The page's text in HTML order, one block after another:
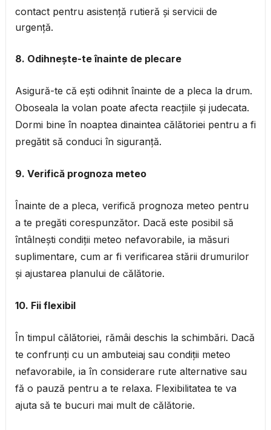
contact pentru asistență rutieră și servicii de
urgență.
8. Odihnește-te înainte de plecare
Asigură-te că ești odihnit înainte de a pleca la drum.
Oboseala la volan poate afecta reacțiile și judecata.
Dormi bine în noaptea dinaintea călătoriei pentru a fi
pregătit să conduci în siguranță.
9. Verifică prognoza meteo
Înainte de a pleca, verifică prognoza meteo pentru
a te pregăti corespunzător. Dacă este posibil să
întâlnești condiții meteo nefavorabile, ia măsuri
suplimentare, cum ar fi verificarea stării drumurilor
și ajustarea planului de călătorie.
10. Fii flexibil
În timpul călătoriei, rămâi deschis la schimbări. Dacă
te confrunți cu un ambuteiaj sau condiții meteo
nefavorabile, ia în considerare rute alternative sau
fă o pauză pentru a te relaxa. Flexibilitatea te va
ajuta să te bucuri mai mult de călătorie.